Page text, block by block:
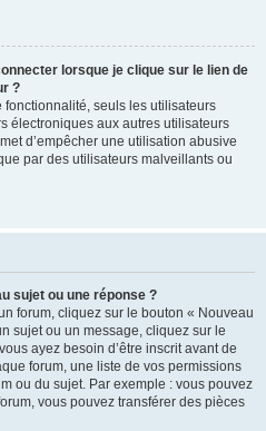
lorsque je clique sur le lien de
?
seuls les utilisateurs
électroniques aux autres utilisateurs
d’empêcher une utilisation abusive
par des utilisateurs malveillants ou
sujet ou une réponse ?
forum, cliquez sur le bouton « Nouveau
sujet ou un message, cliquez sur le
ayez besoin d’être inscrit avant de
forum, une liste de vos permissions
ou du sujet. Par exemple : vous pouvez
vous pouvez transférer des pièces